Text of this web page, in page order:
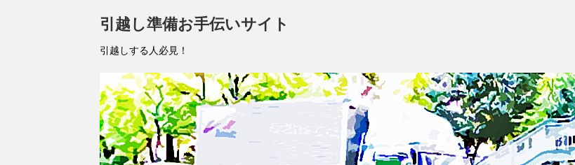
引越し準備お手伝いサイト
引越しする人必見！